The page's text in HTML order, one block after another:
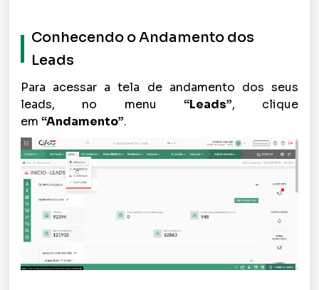
Conhecendo o Andamento dos
Leads
Para acessar a tela de andamento dos seus
leads, no menu “Leads”, clique
em “Andamento”.